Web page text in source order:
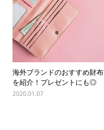
海外ブランドのおすすめ財布
を紹介！プレゼントにも◎
2020.01.07